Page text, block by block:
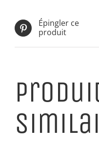
Épingler ce
produit